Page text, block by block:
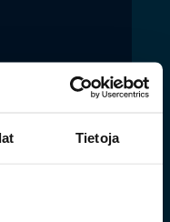
Tietoja